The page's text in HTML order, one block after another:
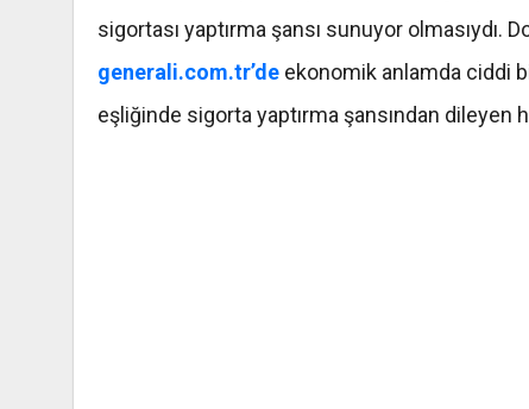
sigortası yaptırma şansı sunuyor olmasıydı.
generali.com.tr’de ekonomik anlamda ciddi
eşliğinde sigorta yaptırma şansından dileyen